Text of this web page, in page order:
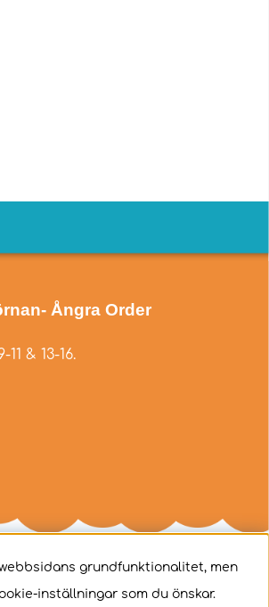
- Ångra Order
& 13-16.
grundfunktionalitet, men
inställningar som du önskar.